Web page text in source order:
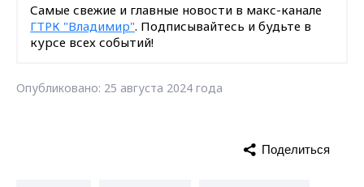
Самые свежие и главные новости в макс-канале
ГТРК "Владимир". Подписывайтесь и будьте в
курсе всех событий!
Опубликовано: 25 августа 2024 года
Поделиться